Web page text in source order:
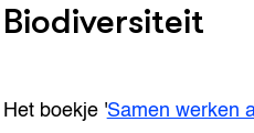
Biodiversiteit
Het boekje 'Samen werken